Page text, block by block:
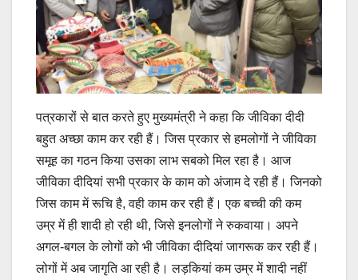
पत्रकारों से बात करते हुए मुख्यमंत्री ने कहा कि जीविका दीदी
बहुत अच्छा काम कर रही हैं। जिस प्रकार से हमलोगों ने जीविका
समूह का गठन किया उसका लाभ सबको मिल रहा है। आज
जीविका दीदियां सभी प्रकार के काम को अंजाम दे रही हैं। जिनको
जिस काम में रूचि है, वही काम कर रही हैं। एक बच्ची की कम
उम्र में ही शादी हो रही थी, जिसे इनलोगों ने रुकवाया। अपने
अगल-बगल के लोगों को भी जीविका दीदियां जागरूक कर रही हैं।
लोगों में अब जागृति आ रही है। लड़कियां कम उम्र में शादी नहीं